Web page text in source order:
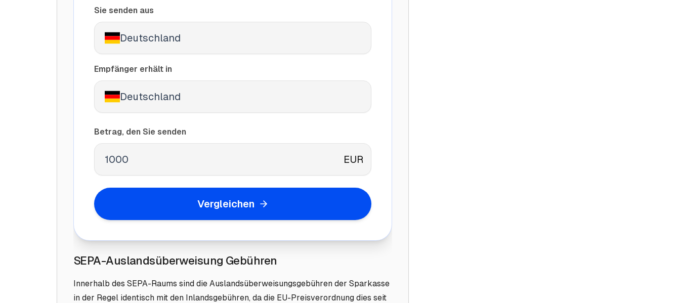
Sie senden aus
Deutschland
Empfänger erhält in
Deutschland
Betrag, den Sie senden
EUR
Vergleichen
SEPA-Auslandsüberweisung Gebühren
Innerhalb des SEPA-Raums sind die Auslandsüberweisungsgebühren der Sparkasse
in der Regel identisch mit den Inlandsgebühren, da die EU-Preisverordnung dies seit